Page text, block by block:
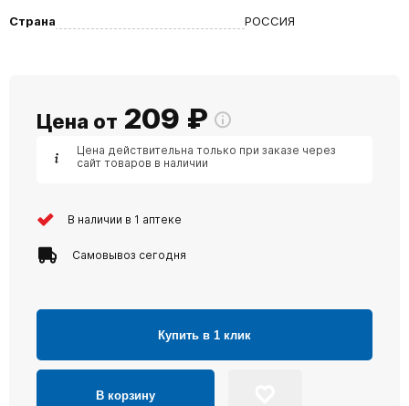
Страна
РОССИЯ
Цена от 209 ₽
Цена действительна только при заказе через
сайт товаров в наличии
В наличии в 1 аптеке
Самовывоз сегодня
Купить в 1 клик
В корзину